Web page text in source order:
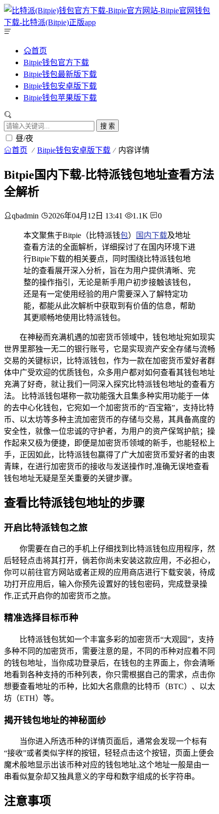
首页
Bitpie钱包官方下载
Bitpie钱包最新版下载
Bitpie钱包安卓版下载
Bitpie钱包苹果版下载
搜 索
昼/夜
首页 Bitpie钱包安卓版下载 内容详情
Bitpie国内下载-比特派钱包地址查看方法
全解析
qbadmin 2026年04月12日 13:41 1.1K 0
本文聚焦于Bitpie（比特派钱包） 国内下载及地址
查看方法的全面解析，详细探讨了在国内环境下进
行Bitpie下载的相关要点，同时围绕比特派钱包地
址的查看展开深入分析，旨在为用户提供清晰、完
整的操作指引，无论是新手用户初步接触该钱包，
还是有一定使用经验的用户需要深入了解特定功
能，都能从此次解析中获取到有价值的信息，帮助
其更顺畅地使用比特派钱包。
在神秘而充满机遇的加密货币领域中，钱包地址宛如现实
世界里那独一无二的银行账号，它是实现资产安全存储与流畅
交易的关键标识，比特派钱包，作为一款在加密货币爱好者群
体中广受欢迎的优质钱包，众多用户都对如何查看其钱包地址
充满了好奇，就让我们一同深入探究比特派钱包地址的查看方
法。 比特派钱包堪称一款功能强大且集多种实用功能于一体
的去中心化钱包，它宛如一个加密货币的“百宝箱”，支持比特
币、以太坊等多种主流加密货币的存储与交易，其具备高度的
安全性，就像一位忠诚的守护者，为用户的资产保驾护航；操
作起来又极为便捷，即便是加密货币领域的新手，也能轻松上
手，正因如此，比特派钱包赢得了广大加密货币爱好者的由衷
青睐，在进行加密货币的接收与发送操作时,准确无误地查看
钱包地址无疑是至关重要的关键步骤。
查看比特派钱包地址的步骤
开启比特派钱包之旅
你需要在自己的手机上仔细找到比特派钱包应用程序，然
后轻轻点击将其打开，倘若你尚未安装这款应用，不必担心，
你可以前往官方网站或者正规的应用商店进行下载安装，待成
功打开应用后，输入你预先设置好的钱包密码，完成登录操
作,正式开启你的加密货币之旅。
精准选择目标币种
比特派钱包犹如一个丰富多彩的加密货币“大观园”，支持
多种不同的加密货币，需要注意的是，不同的币种对应着不同
的钱包地址，当你成功登录后，在钱包的主界面上，你会清晰
地看到各种支持的币种列表，你只需根据自己的需求，点击你
想要查看地址的币种，比如大名鼎鼎的比特币（BTC）、以太
坊（ETH）等。
揭开钱包地址的神秘面纱
当你进入所选币种的详情页面后，通常会发现一个标有
“接收”或者类似字样的按钮，轻轻点击这个按钮，页面上便会
魔术般地显示出该币种对应的钱包地址,这个地址一般是由一
串看似复杂却又独具意义的字母和数字组成的长字符串。
注意事项